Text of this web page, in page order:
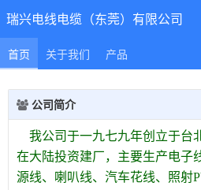
瑞兴电线电缆（东莞）有限公司
首页 关于我们 产品
公司简介
我公司于一九七九年创立于台
在大陆投资建厂，主要生产电子
源线、喇叭线、汽车花线、照射